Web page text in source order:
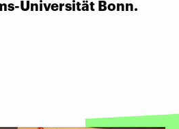
Universität Bonn.